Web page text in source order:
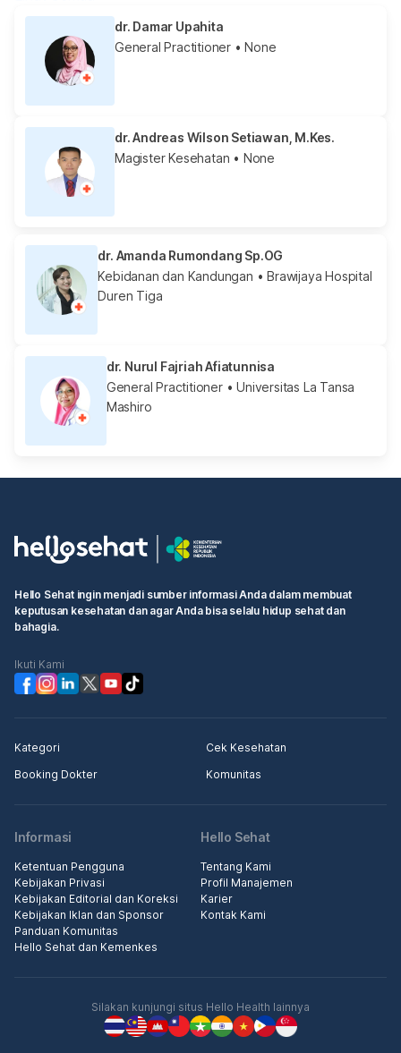
dr. Damar Upahita
General Practitioner • None
dr. Andreas Wilson Setiawan, M.Kes.
Magister Kesehatan • None
dr. Amanda Rumondang Sp.OG
Kebidanan dan Kandungan • Brawijaya Hospital
Duren Tiga
dr. Nurul Fajriah Afiatunnisa
General Practitioner• Universitas La Tansa
Mashiro
Hello Sehat ingin menjadi sumber informasi Anda dalam membuat
keputusan kesehatan dan agar Anda bisa selalu hidup sehat dan
bahagia.
Ikuti Kami
Kategori
Cek Kesehatan
Booking Dokter
Komunitas
Informasi
Ketentuan Pengguna
Kebijakan Privasi
Kebijakan Editorial dan Koreksi
Kebijakan Iklan dan Sponsor
Panduan Komunitas
Hello Sehat dan Kemenkes
Hello Sehat
Tentang Kami
Profil Manajemen
Karier
Kontak Kami
Silakan kunjungi situs Hello Health lainnya